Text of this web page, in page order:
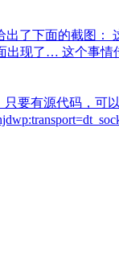
了下面的截图：
出现了… 这个事
要有源代码，